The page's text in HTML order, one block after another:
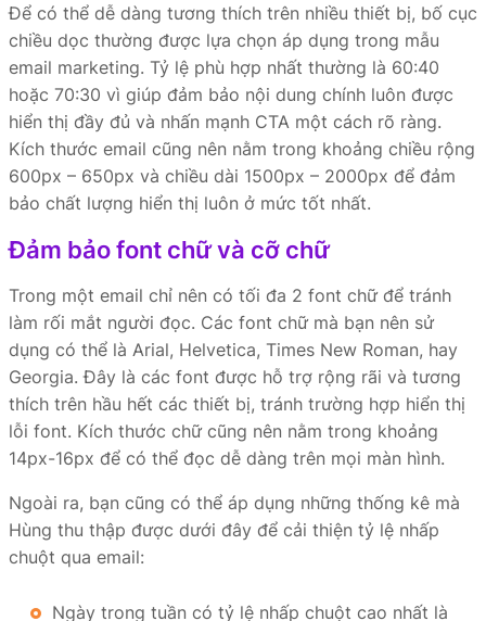
Để có thể dễ dàng tương thích trên nhiều thiết bị, bố cục
chiều dọc thường được lựa chọn áp dụng trong mẫu
email marketing. Tỷ lệ phù hợp nhất thường là 60:40
hoặc 70:30 vì giúp đảm bảo nội dung chính luôn được
hiển thị đầy đủ và nhấn mạnh CTA một cách rõ ràng.
Kích thước email cũng nên nằm trong khoảng chiều rộng
600px – 650px và chiều dài 1500px – 2000px để đảm
bảo chất lượng hiển thị luôn ở mức tốt nhất.
Đảm bảo font chữ và cỡ chữ
Trong một email chỉ nên có tối đa 2 font chữ để tránh
làm rối mắt người đọc. Các font chữ mà bạn nên sử
dụng có thể là Arial, Helvetica, Times New Roman, hay
Georgia. Đây là các font được hỗ trợ rộng rãi và tương
thích trên hầu hết các thiết bị, tránh trường hợp hiển thị
lỗi font. Kích thước chữ cũng nên nằm trong khoảng
14px-16px để có thể đọc dễ dàng trên mọi màn hình.
Ngoài ra, bạn cũng có thể áp dụng những thống kê mà
Hùng thu thập được dưới đây để cải thiện tỷ lệ nhấp
chuột qua email:
Ngày trong tuần có tỷ lệ nhấp chuột cao nhất là